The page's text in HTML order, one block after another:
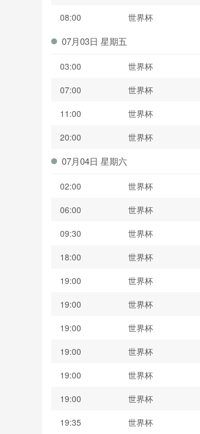
08:00
世界杯
07月03日 星期五
03:00 世界杯
07:00
世界杯
11:00
世界杯
20:00
世界杯
07月04日 星期六
02:00 世界杯
06:00
世界杯
09:30
世界杯
18:00
世界杯
19:00
世界杯
19:00
世界杯
19:00
世界杯
19:00
世界杯
19:00
世界杯
19:00
世界杯
19:35
世界杯